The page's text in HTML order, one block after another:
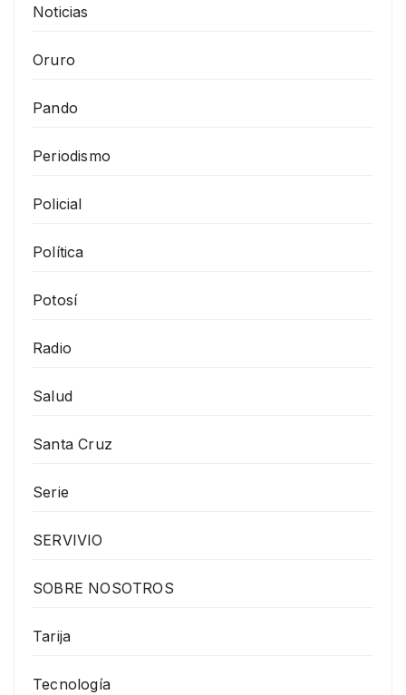
Noticias
Oruro
Pando
Periodismo
Policial
Política
Potosí
Radio
Salud
Santa Cruz
Serie
SERVIVIO
SOBRE NOSOTROS
Tarija
Tecnología